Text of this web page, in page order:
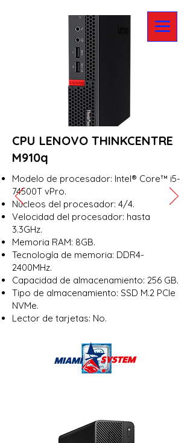
CPU LENOVO THINKCENTRE
M910q
Modelo de procesador: Intel® Core™ i5-
74500T vPro.
Núcleos del procesador: 4/4.
Velocidad del procesador: hasta
3.3GHz.
Memoria RAM: 8GB.
Tecnología de memoria: DDR4-
2400MHz.
Capacidad de almacenamiento: 256 GB.
Tipo de almacenamiento: SSD M.2 PCIe
NVMe.
Lector de tarjetas: No.